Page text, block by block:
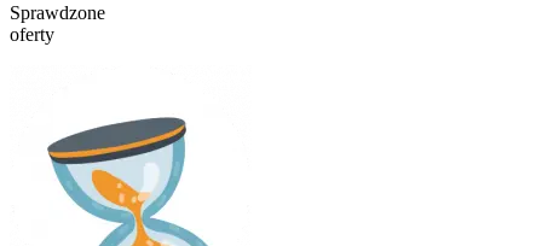
Sprawdzone
oferty